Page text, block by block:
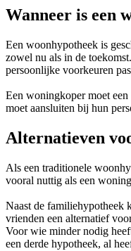
Wanneer is een
Een woonhypotheek is
zowel nu als in de
persoonlijke voorkeuren
Een woningkoper moet
moet aansluiten bij hun
Alternatieven
Als een traditionele
vooral nuttig als een
Naast de familiehypotheek
vrienden een alternatief
Voor wie minder nodig
een derde hypotheek, al